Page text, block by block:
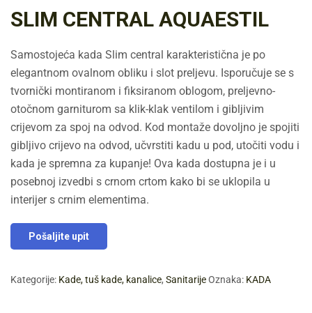
SLIM CENTRAL AQUAESTIL
Samostojeća kada Slim central karakteristična je po
elegantnom ovalnom obliku i slot preljevu. Isporučuje se s
tvornički montiranom i fiksiranom oblogom, preljevno-
otočnom garniturom sa klik-klak ventilom i gibljivim
crijevom za spoj na odvod. Kod montaže dovoljno je spojiti
gibljivo crijevo na odvod, učvrstiti kadu u pod, utočiti vodu i
kada je spremna za kupanje! Ova kada dostupna je i u
posebnoj izvedbi s crnom crtom kako bi se uklopila u
interijer s crnim elementima.
Pošaljite upit
Kategorije: Kade, tuš kade, kanalice, SanitarijeOznaka: KADA